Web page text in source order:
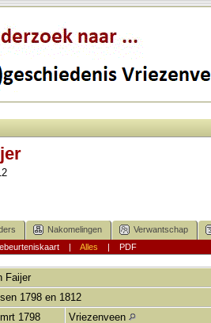
Nakomelingen Verwantschap
| Alles | PDF
Faijer
1798 en 1812
1798
Vriezenveen